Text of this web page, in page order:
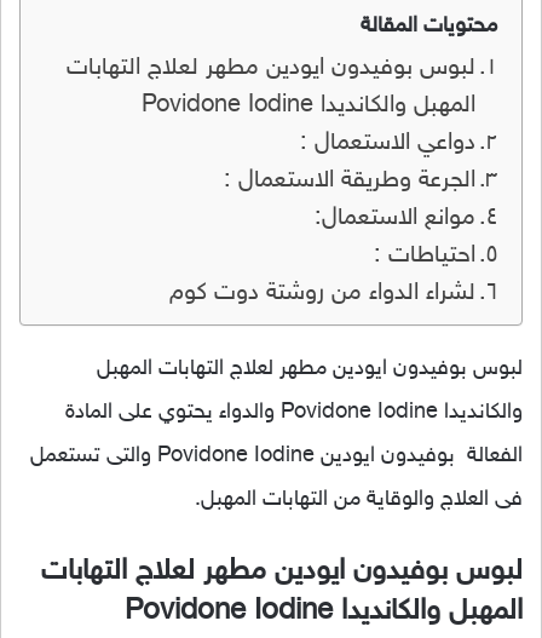
محتويات المقالة
لبوس بوفيدون ايودين مطهر لعلاج التهابات
المهبل والكانديدا Povidone Iodine
دواعي الاستعمال :
الجرعة وطريقة الاستعمال :
موانع الاستعمال:
احتياطات :
لشراء الدواء من روشتة دوت كوم
لبوس بوفيدون ايودين مطهر لعلاج التهابات المهبل
والكانديدا Povidone Iodine والدواء يحتوي على المادة
الفعالة بوفيدون ايودين Povidone Iodine والتى تستعمل
فى العلاج والوقاية من التهابات المهبل.
لبوس بوفيدون ايودين مطهر لعلاج التهابات
المهبل والكانديدا Povidone Iodine